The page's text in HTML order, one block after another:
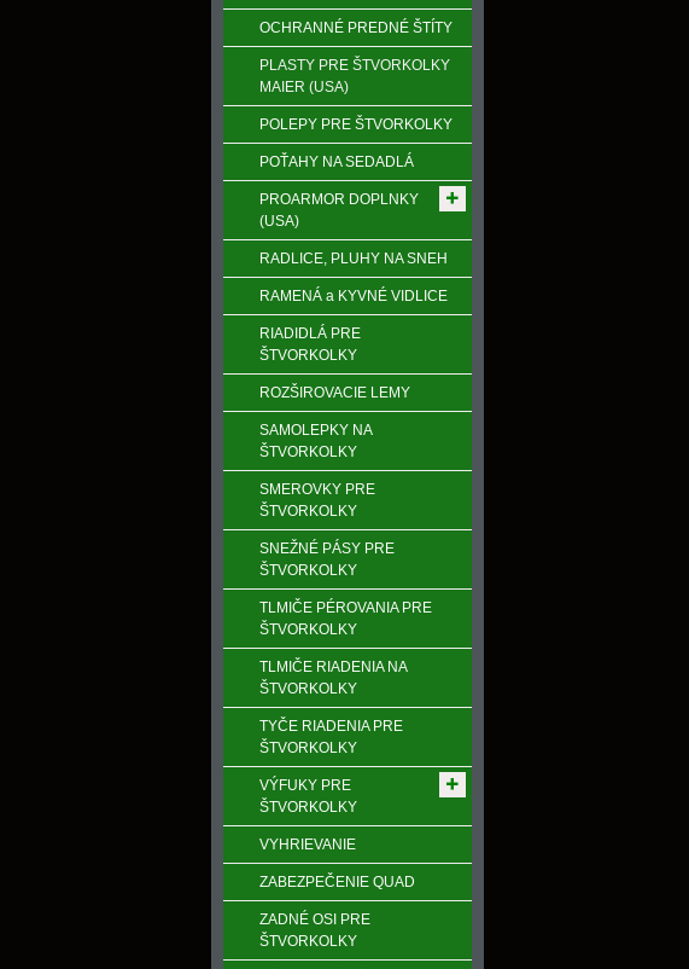
OCHRANNÉ PREDNÉ ŠTÍTY
PLASTY PRE ŠTVORKOLKY
MAIER (USA)
POLEPY PRE ŠTVORKOLKY
POŤAHY NA SEDADLÁ
PROARMOR DOPLNKY
(USA)
RADLICE, PLUHY NA SNEH
RAMENÁ a KYVNÉ VIDLICE
RIADIDLÁ PRE
ŠTVORKOLKY
ROZŠIROVACIE LEMY
SAMOLEPKY NA
ŠTVORKOLKY
SMEROVKY PRE
ŠTVORKOLKY
SNEŽNÉ PÁSY PRE
ŠTVORKOLKY
TLMIČE PÉROVANIA PRE
ŠTVORKOLKY
TLMIČE RIADENIA NA
ŠTVORKOLKY
TYČE RIADENIA PRE
ŠTVORKOLKY
VÝFUKY PRE
ŠTVORKOLKY
VYHRIEVANIE
ZABEZPEČENIE QUAD
ZADNÉ OSI PRE
ŠTVORKOLKY